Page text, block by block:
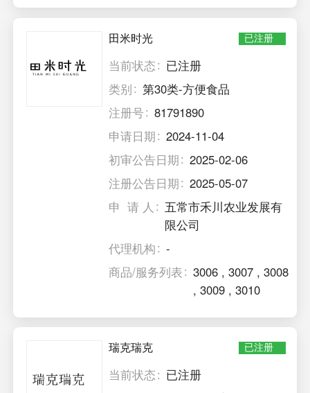
田米时光 已注册
当前状态
已注册
类别
第30类-方便食品
注册号
81791890
申请日期
2024-11-04
初审公告日期
2025-02-06
注册公告日期
2025-05-07
申 请 人
五常市禾川农业发展有
限公司
代理机构
-
商品/服务列表
3006 ,3007 ,3008
,3009 ,3010
瑞克瑞克 已注册
当前状态
已注册